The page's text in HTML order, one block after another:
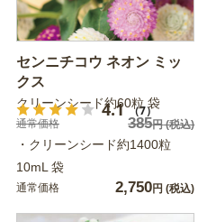
センニチコウ ネオン ミッ
クス
4.1 （7）
クリーンシード約60粒 袋
通常価格 385円(税込)
・クリーンシード約1400粒
10mL 袋
通常価格 2,750円 (税込)